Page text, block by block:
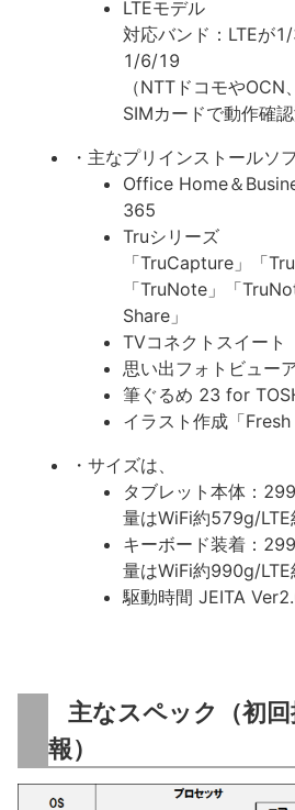
LTEモデル
対応バンド：LTEが
1/6/19
（NTTドコモや
SIMカードで動作確認
・主なプリインストールソ
Office Home＆
365
Truシリーズ
「TruCapture」「
「TruNote」「
Share」
TVコネクトスイート
思い出フォトビュー
筆ぐるめ 23 for
イラスト作成「Fresh
・サイズは、
タブレット本体：
量はWiFi約579g/
キーボード装着：
量はWiFi約990g/
駆動時間 JEITA
主なスペック（初
報）